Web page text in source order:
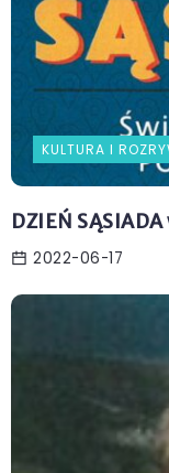
KULTURA I
DZIEŃ
2022-06-17